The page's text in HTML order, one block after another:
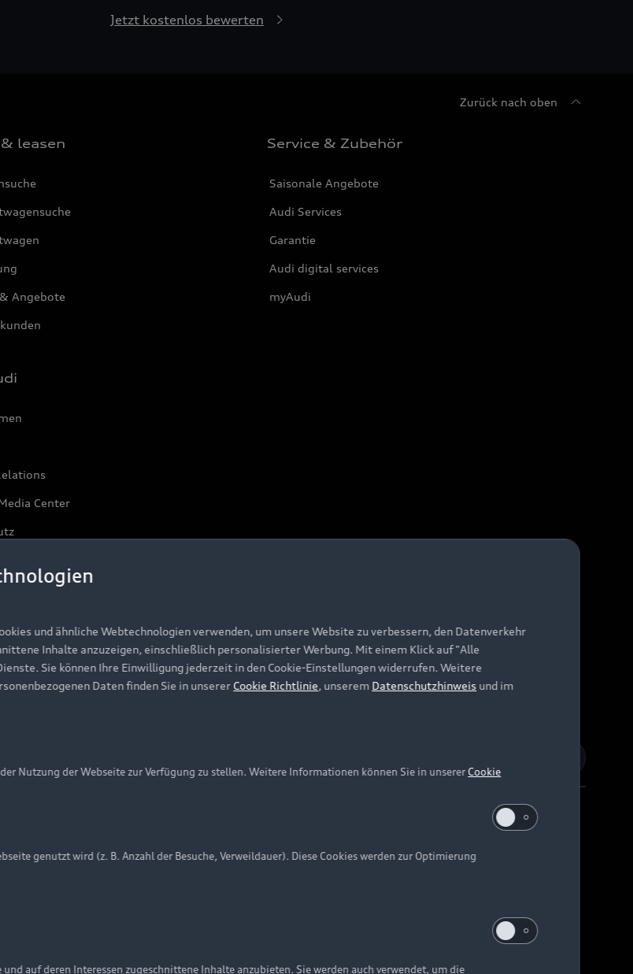
Jetzt kostenlos bewerten
Zurück nach oben
leasen
Angebote
Service & Zubehör
Saisonale Angebote
Audi Services
Garantie
Audi digital services
myAudi
Center
Cookie-Einstellungen Cookie-Richtlinie Barrierefreiheit Digital Services Act
bei allen Abbildungen auf dieser Webseite kann abweichen.
und ähnliche Webtechnologien verwenden, um unsere Website zu verbessern, den Datenverkehr
Inhalte anzuzeigen, einschließlich personalisierter Werbung. Mit einem Klick auf "Alle
Sie können Ihre Einwilligung jederzeit in den Cookie-Einstellungen widerrufen. Weitere
Daten finden Sie in unserer Cookie Richtlinie, unserem Datenschutzhinweis und im
Nutzung der Webseite zur Verfügung zu stellen. Weitere Informationen können Sie in unsererCookie
genutzt wird (z. B. Anzahl der Besuche, Verweildauer). Diese Cookies werden zur Optimierung
auf deren Interessen zugeschnittene Inhalte anzubieten. Sie werden auch verwendet, um die